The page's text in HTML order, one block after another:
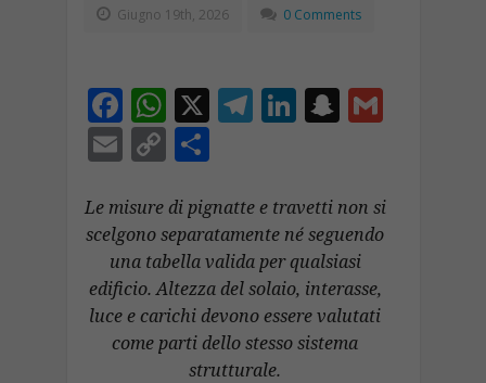
Giugno 19th, 2026 0 Comments
F
ac
e
b
o
o
k
W
h
at
s
A
p
p
X T
gr
a
m
Li
e
dI
n
S
p
c
h
at
G
l
E
ai
l
C
p
y
Li
n
k
C
n
di
vi
di
Le misure di pignatte e travetti non si
scelgono separatamente né seguendo
una tabella valida per qualsiasi
edificio. Altezza del solaio, interasse,
luce e carichi devono essere valutati
come parti dello stesso sistema
strutturale.